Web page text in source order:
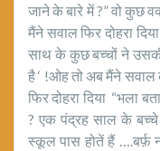
जाने के बारे में ?” वो कुछ
मैंने सवाल फिर दोहरा
साथ के कुछ बच्चों ने उसकी
है ‘ !ओह तो अब मैंने सवाल
फिर दोहरा दिया “भला
? एक पंद्रह साल के बच्चे
स्कूल पास होतें हैं ….बर्फ़